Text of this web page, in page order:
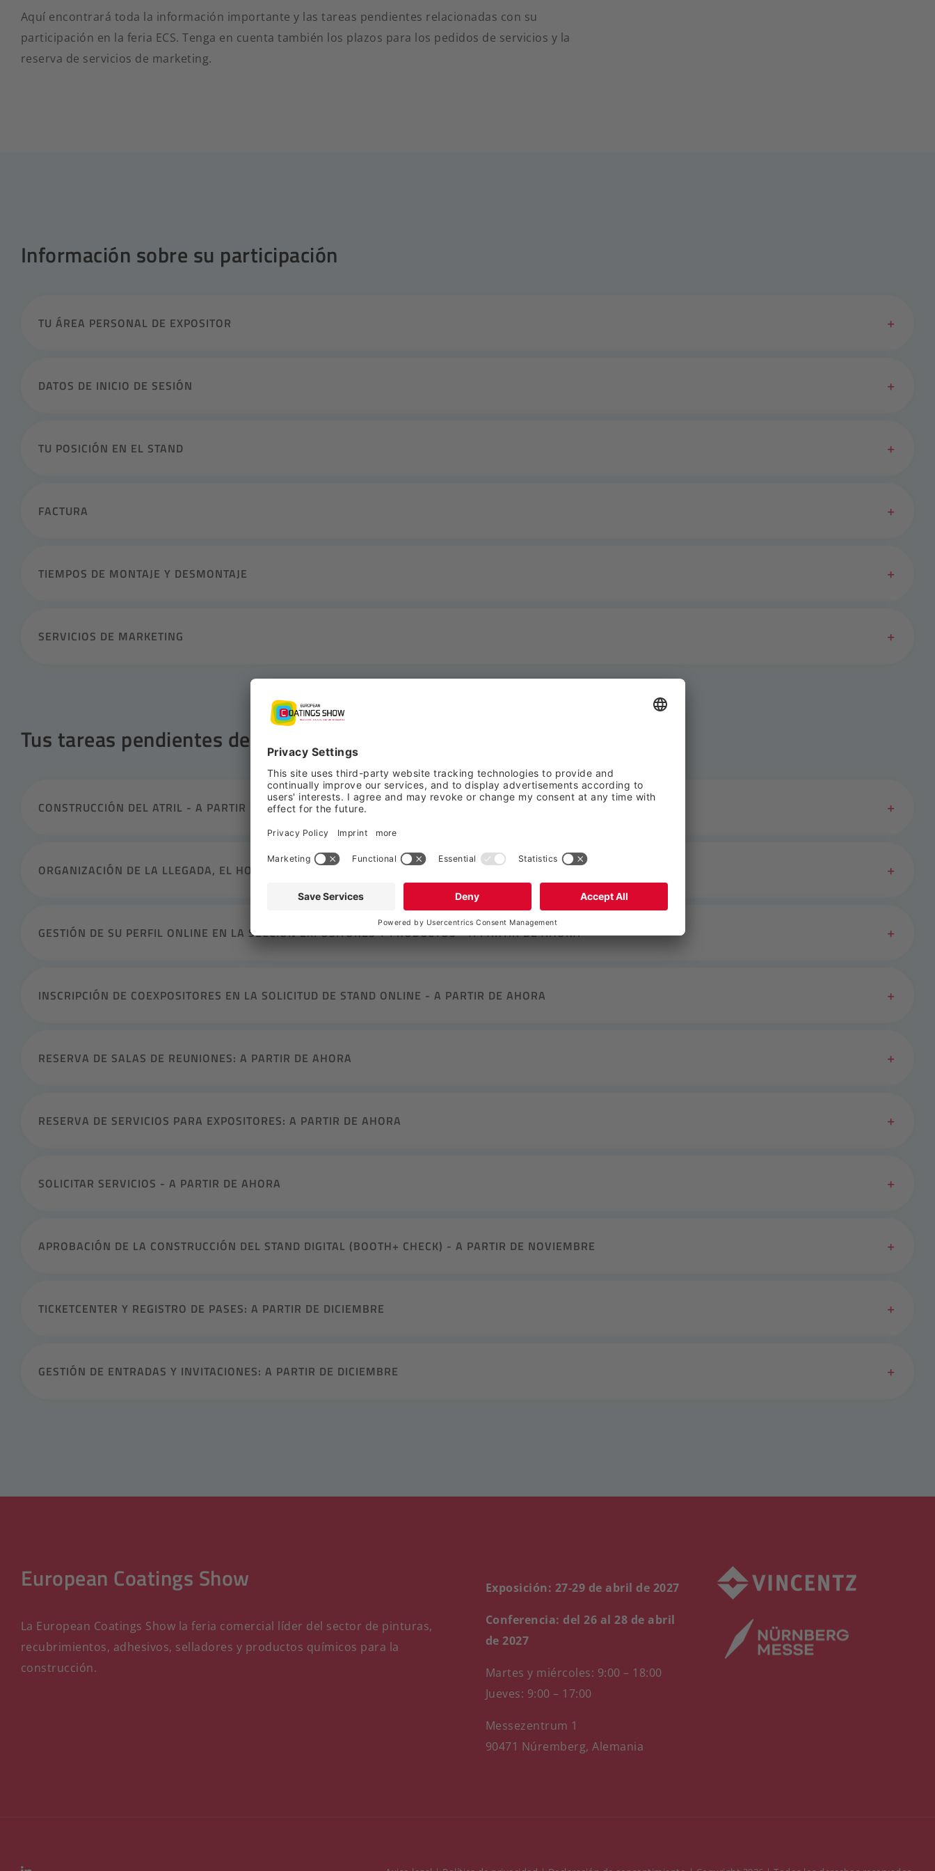
Aquí encontrará toda la información importante y las tareas pendientes relacionadas con su
participación en la feria ECS. Tenga en cuenta también los plazos para los pedidos de servicios y la
reserva de servicios de marketing.
Información sobre su participación
TU ÁREA PERSONAL DE EXPOSITOR
DATOS DE INICIO DE SESIÓN
TU POSICIÓN EN EL STAND
FACTURA
TIEMPOS DE MONTAJE Y DESMONTAJE
SERVICIOS DE MARKETING
Tus tareas pendientes de un vistazo
CONSTRUCCIÓN DEL ATRIL - A PARTIR DE AHORA
ORGANIZACIÓN DE LA LLEGADA, EL HOTEL Y LA ESTANCIA: A PARTIR DE AHORA.
GESTIÓN DE SU PERFIL ONLINE EN LA SECCIÓN EXPOSITORES Y PRODUCTOS - A PARTIR DE AHORA
INSCRIPCIÓN DE COEXPOSITORES EN LA SOLICITUD DE STAND ONLINE - A PARTIR DE AHORA
RESERVA DE SALAS DE REUNIONES: A PARTIR DE AHORA
RESERVA DE SERVICIOS PARA EXPOSITORES: A PARTIR DE AHORA
SOLICITAR SERVICIOS - A PARTIR DE AHORA
APROBACIÓN DE LA CONSTRUCCIÓN DEL STAND DIGITAL (BOOTH+ CHECK) - A PARTIR DE NOVIEMBRE
TICKETCENTER Y REGISTRO DE PASES: A PARTIR DE DICIEMBRE
GESTIÓN DE ENTRADAS Y INVITACIONES: A PARTIR DE DICIEMBRE
European Coatings Show
La European Coatings Show la feria comercial líder del sector de pinturas,
recubrimientos, adhesivos, selladores y productos químicos para la
construcción.
Exposición: 27-29 de abril de 2027
Conferencia: del 26 al 28 de abril
de 2027
Martes y miércoles: 9:00 – 18:00
Jueves: 9:00 – 17:00
Messezentrum 1
90471 Núremberg, Alemania